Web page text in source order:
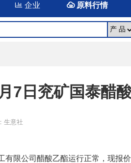
 企业 原料行情
7日兖矿国泰醋
生意社
有限公司醋酸乙酯运行正常，现报